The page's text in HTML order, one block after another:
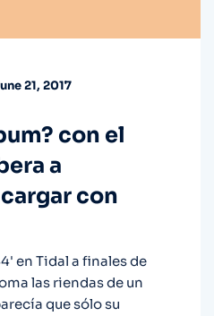
21, 2017
con el
a
con
en Tidal a finales de
las riendas de un
que sólo su